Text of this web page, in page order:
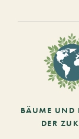
BÄUME UND
DER